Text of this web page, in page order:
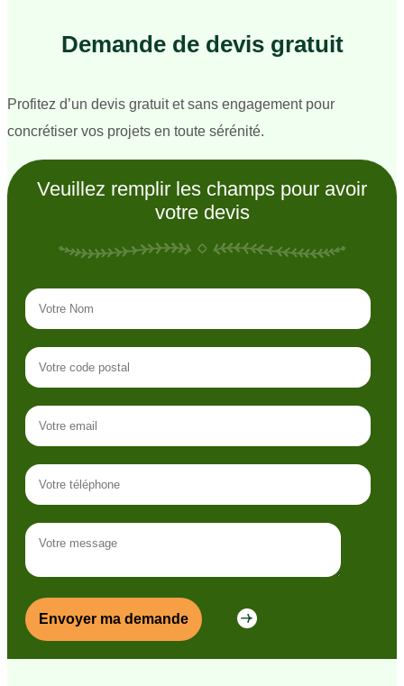
Demande de devis gratuit
Profitez d’un devis gratuit et sans engagement pour
concrétiser vos projets en toute sérénité.
Veuillez remplir les champs pour avoir
votre devis